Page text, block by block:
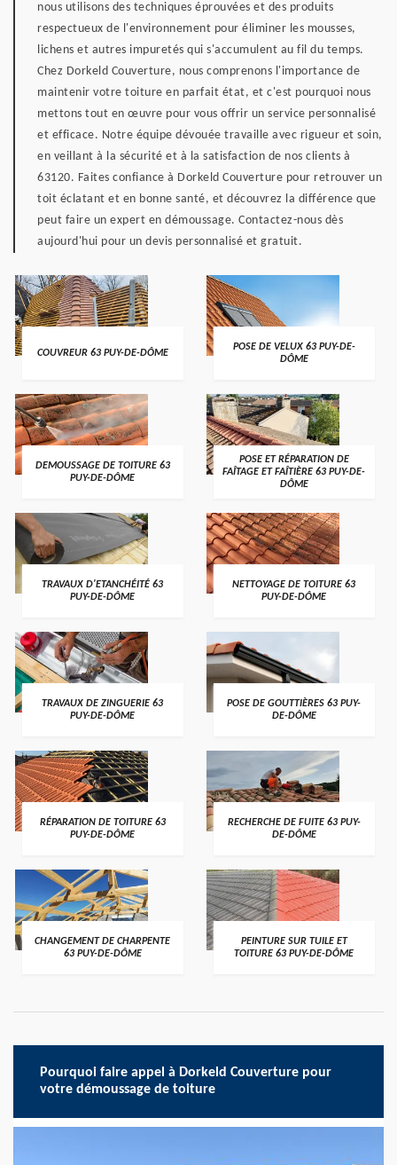
nous utilisons des techniques éprouvées et des produits
respectueux de l'environnement pour éliminer les mousses,
lichens et autres impuretés qui s'accumulent au fil du temps.
Chez Dorkeld Couverture, nous comprenons l'importance de
maintenir votre toiture en parfait état, et c'est pourquoi nous
mettons tout en œuvre pour vous offrir un service personnalisé
et efficace. Notre équipe dévouée travaille avec rigueur et soin,
en veillant à la sécurité et à la satisfaction de nos clients à
63120. Faites confiance à Dorkeld Couverture pour retrouver un
toit éclatant et en bonne santé, et découvrez la différence que
peut faire un expert en démoussage. Contactez-nous dès
aujourd'hui pour un devis personnalisé et gratuit.
COUVREUR 63 PUY-DE-DÔME
POSE DE VELUX 63 PUY-DE-
DÔME
DEMOUSSAGE DE TOITURE 63
PUY-DE-DÔME
POSE ET RÉPARATION DE
FAÎTAGE ET FAÎTIÈRE 63 PUY-DE-
DÔME
TRAVAUX D'ETANCHÉITÉ 63
PUY-DE-DÔME
NETTOYAGE DE TOITURE 63
PUY-DE-DÔME
TRAVAUX DE ZINGUERIE 63
PUY-DE-DÔME
POSE DE GOUTTIÈRES 63 PUY-
DE-DÔME
RÉPARATION DE TOITURE 63
PUY-DE-DÔME
RECHERCHE DE FUITE 63 PUY-
DE-DÔME
CHANGEMENT DE CHARPENTE
63 PUY-DE-DÔME
PEINTURE SUR TUILE ET
TOITURE 63 PUY-DE-DÔME
Pourquoi faire appel à Dorkeld Couverture pour
votre démoussage de toiture